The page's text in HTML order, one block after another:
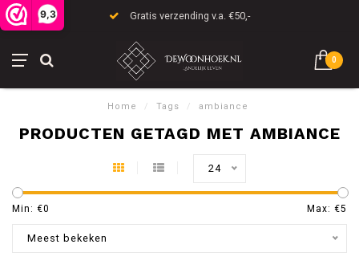
9,3 Gratis verzending v.a. €50,-
0
Home / Tags / ambiance
PRODUCTEN GETAGD MET AMBIANCE
24
Min: €0 Max: €5
Meest bekeken